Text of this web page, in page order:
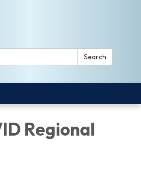
Search
Regional